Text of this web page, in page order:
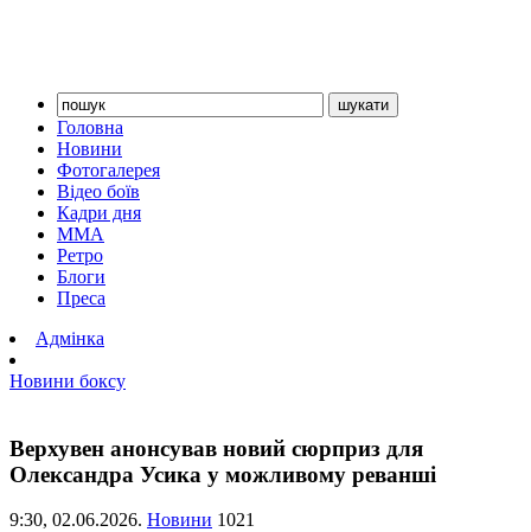
Головна
Новини
Фотогалерея
Відео боїв
Кадри дня
ММА
Ретро
Блоги
Преса
Адмінка
Новини боксу
Верхувен анонсував новий сюрприз для
Олександра Усика у можливому реванші
9:30, 02.06.2026. Новини 1021